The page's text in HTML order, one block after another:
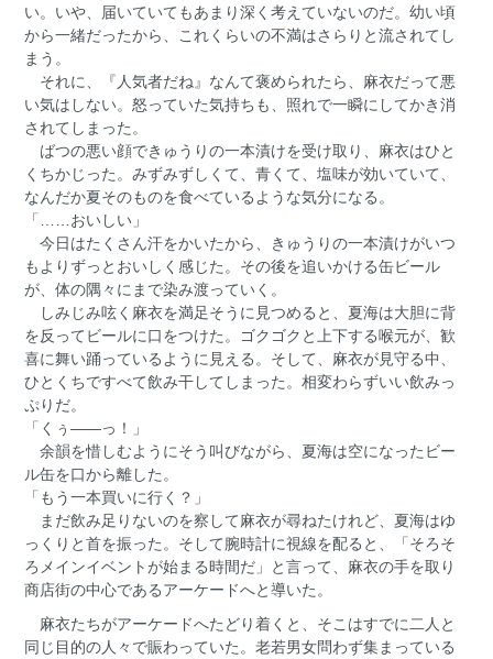
い。いや、届いていてもあまり深く考えていないのだ。幼い頃
から一緒だったから、これくらいの不満はさらりと流されてし
まう。
それに、『人気者だね』なんて褒められたら、麻衣だって悪
い気はしない。怒っていた気持ちも、照れで一瞬にしてかき消
されてしまった。
ばつの悪い顔できゅうりの一本漬けを受け取り、麻衣はひと
くちかじった。みずみずしくて、青くて、塩味が効いていて、
なんだか夏そのものを食べているような気分になる。
「……おいしい」
今日はたくさん汗をかいたから、きゅうりの一本漬けがいつ
もよりずっとおいしく感じた。その後を追いかける缶ビール
が、体の隅々にまで染み渡っていく。
しみじみ呟く麻衣を満足そうに見つめると、夏海は大胆に背
を反ってビールに口をつけた。ゴクゴクと上下する喉元が、歓
喜に舞い踊っているように見える。そして、麻衣が見守る中、
ひとくちですべて飲み干してしまった。相変わらずいい飲みっ
ぷりだ。
「くぅ――っ！」
余韻を惜しむようにそう叫びながら、夏海は空になったビー
ル缶を口から離した。
「もう一本買いに行く？」
まだ飲み足りないのを察して麻衣が尋ねたけれど、夏海はゆ
っくりと首を振った。そして腕時計に視線を配ると、「そろそ
ろメインイベントが始まる時間だ」と言って、麻衣の手を取り
商店街の中心であるアーケードへと導いた。
麻衣たちがアーケードへたどり着くと、そこはすでに二人と
同じ目的の人々で賑わっていた。老若男女問わず集まっている